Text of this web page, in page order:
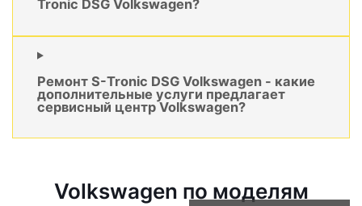
Tronic DSG Volkswagen?
Ремонт S-Tronic DSG Volkswagen - какие
дополнительные услуги предлагает
сервисный центр Volkswagen?
Volkswagen по моделям